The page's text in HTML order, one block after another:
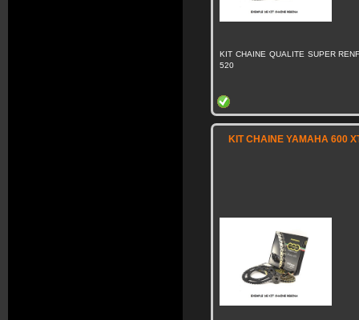
KIT CHAINE QUALITE SUPER
520
KIT CHAINE YAMAHA 600